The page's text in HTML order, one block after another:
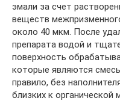
эмали за счет
веществ
около 40 мкм. После
препарата водой и
поверхность
которые являются
правило, без
близких к